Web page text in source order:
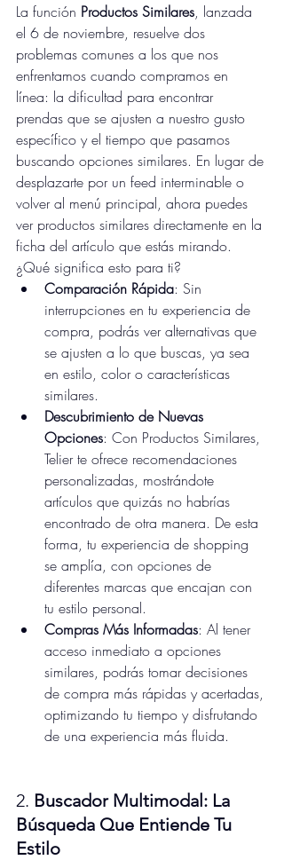
La función Productos Similares, lanzada
el 6 de noviembre, resuelve dos
problemas comunes a los que nos
enfrentamos cuando compramos en
línea: la dificultad para encontrar
prendas que se ajusten a nuestro gusto
específico y el tiempo que pasamos
buscando opciones similares. En lugar de
desplazarte por un feed interminable o
volver al menú principal, ahora puedes
ver productos similares directamente en la
ficha del artículo que estás mirando.
¿Qué significa esto para ti?
Comparación Rápida: Sin
interrupciones en tu experiencia de
compra, podrás ver alternativas que
se ajusten a lo que buscas, ya sea
en estilo, color o características
similares.
Descubrimiento de Nuevas
Opciones: Con Productos Similares,
Telier te ofrece recomendaciones
personalizadas, mostrándote
artículos que quizás no habrías
encontrado de otra manera. De esta
forma, tu experiencia de shopping
se amplía, con opciones de
diferentes marcas que encajan con
tu estilo personal.
Compras Más Informadas: Al tener
acceso inmediato a opciones
similares, podrás tomar decisiones
de compra más rápidas y acertadas,
optimizando tu tiempo y disfrutando
de una experiencia más fluida.
2. Buscador Multimodal: La
Búsqueda Que Entiende Tu
Estilo